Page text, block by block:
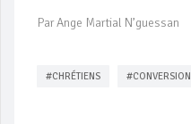
Par Ange Martial N’guessan
#CHRÉTIENS #CONVERSION